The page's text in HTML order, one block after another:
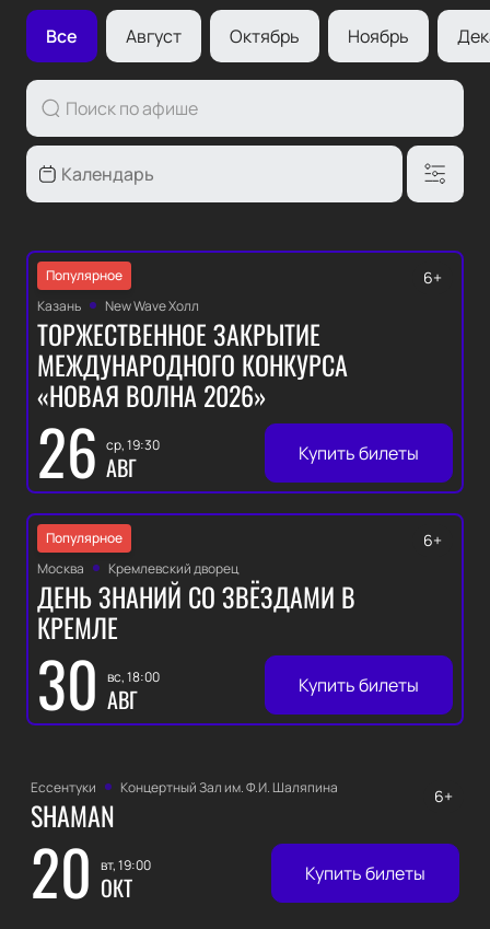
Все Август Октябрь Ноябрь
Популярное
Казань
New Wave Холл
ТОРЖЕСТВЕННОЕ ЗАКРЫТИЕ
МЕЖДУНАРОДНОГО КОНКУРСА
«НОВАЯ ВОЛНА 2026»
26 ср, 19:30
АВГ
6+
Купить билеты
Популярное
Москва
Кремлевский дворец
ДЕНЬ ЗНАНИЙ СО ЗВЁЗДАМИ В
КРЕМЛЕ
30 вс, 18:00
АВГ
6+
Купить билеты
Ессентуки Концертный Зал им. Ф.И. Шаляпина
SHAMAN
20 вт, 19:00
ОКТ
6+
Купить билеты